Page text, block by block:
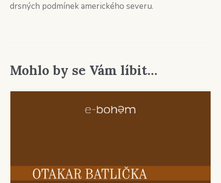
drsných podmínek amerického severu.
Mohlo by se Vám líbit…